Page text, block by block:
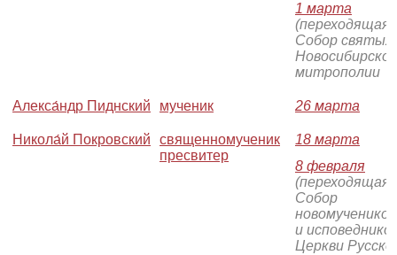
1 марта
(переходящая)
Собор святых
Новосибирской
митрополии
Алекса́ндр Пиднский мученик 26 марта
Никола́й Покровский
священномученик
пресвитер
18 марта
8 февраля
(переходящая)
Собор
новомучеников
и
Церкви